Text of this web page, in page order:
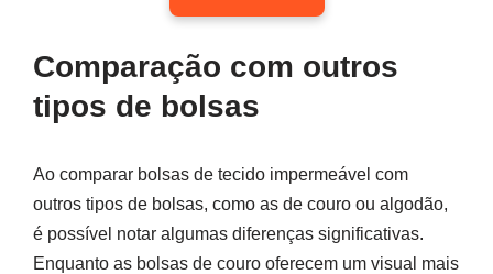
Comparação com outros
tipos de bolsas
Ao comparar bolsas de tecido impermeável com
outros tipos de bolsas, como as de couro ou algodão,
é possível notar algumas diferenças significativas.
Enquanto as bolsas de couro oferecem um visual mais